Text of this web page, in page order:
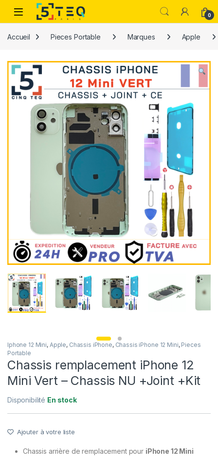
Passer à la navigation
Aller au contenu
0
Accueil Pieces Portable Marques Apple
Iphone 12 Mini, Apple, Chassis iPhone, Chassis iPhone 12 Mini, Pieces
Portable
Chassis remplacement iPhone 12
Mini Vert – Chassis NU +Joint +Kit
Disponibilité En stock
Ajouter à votre liste
Chassis arrière de remplacement pour iPhone 12 Mini